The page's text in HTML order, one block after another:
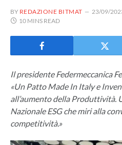
BY REDAZIONE BITMAT 23/09/
10 MINS READ
Il presidente Federmeccanica
«Un Patto Made In Italy e
all’aumento della
Nazionale ESG che miri alla
competitività.»